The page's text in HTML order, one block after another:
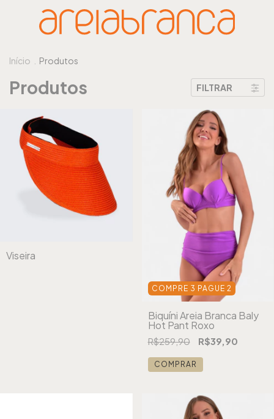
Início Produtos
Produtos FILTRAR
Viseira
COMPRE 3 PAGUE 2
Biquíni Areia Branca Baly
Hot Pant Roxo
R$259,90 R$39,90
COMPRAR